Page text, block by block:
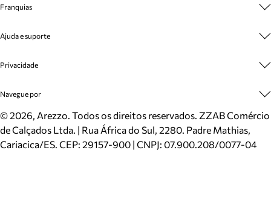
Cashback
Venda Corporativa
Mapa do Site
Inverno
Mundo Arezzo
Franquias
Plano de Negócio
Ajuda e suporte
Cadastro
Meus Pedidos
Trocas e Devoluções
Cartão Presente
Localizador de lojas
Privacidade
Politica e Privacidade
Navegue por
Sapatos
Bolsas
Scarpins
©2026, Arezzo. Todos os direitos reservados. ZZAB Comércio
de Calçados Ltda. | Rua África do Sul, 2280. Padre Mathias,
Cariacica/ES. CEP: 29157-900 | CNPJ: 07.900.208/0077-04